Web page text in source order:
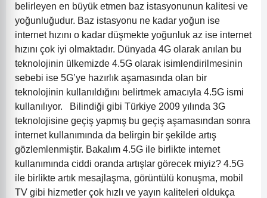
belirleyen en büyük etmen baz istasyonunun kalitesi ve
yoğunluğudur. Baz istasyonu ne kadar yoğun ise
internet hızını o kadar düşmekte yoğunluk az ise internet
hızını çok iyi olmaktadır. Dünyada 4G olarak anılan bu
teknolojinin ülkemizde 4.5G olarak isimlendirilmesinin
sebebi ise 5G’ye hazırlık aşamasında olan bir
teknolojinin kullanıldığını belirtmek amacıyla 4.5G ismi
kullanılıyor.
Bilindiği gibi Türkiye 2009 yılında 3G
teknolojisine geçiş yapmış bu geçiş aşamasından sonra
internet kullanımında da belirgin bir şekilde artış
gözlemlenmiştir. Bakalım 4.5G ile birlikte internet
kullanımında ciddi oranda artışlar görecek miyiz? 4.5G
ile birlikte artık mesajlaşma, görüntülü konuşma, mobil
TV gibi hizmetler çok hızlı ve yayın kaliteleri oldukça